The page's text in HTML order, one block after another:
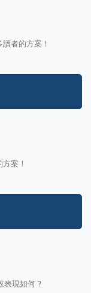
者的方案！
案！
現如何？